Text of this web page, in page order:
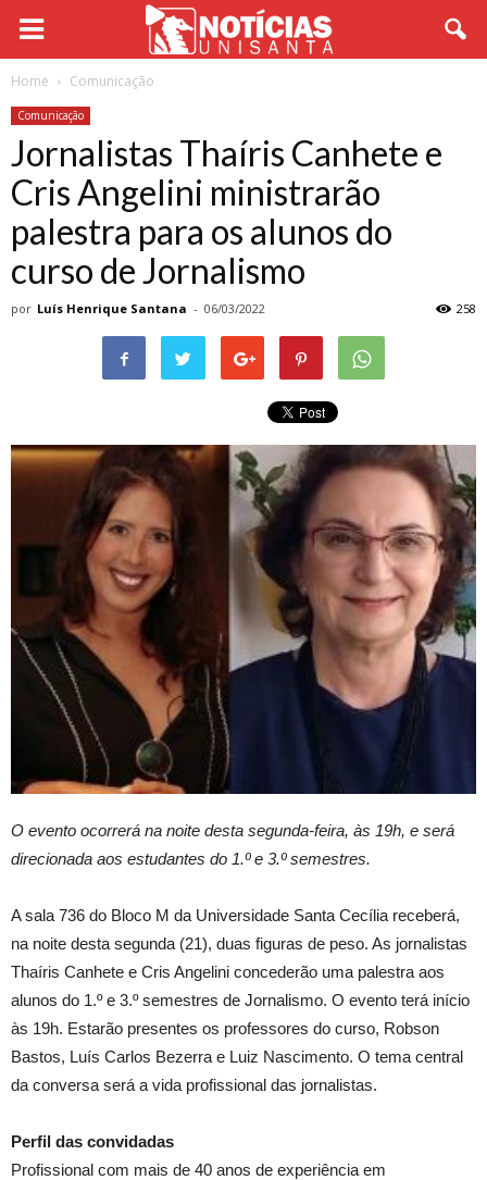
Home Comunicação
Comunicação
Jornalistas Thaíris Canhete e
Cris Angelini ministrarão
palestra para os alunos do
curso de Jornalismo
por Luís Henrique Santana - 06/03/2022 258
O evento ocorrerá na noite desta segunda-feira, às 19h, e será
direcionada aos estudantes do 1.º e 3.º semestres.
A sala 736 do Bloco M da Universidade Santa Cecília receberá,
na noite desta segunda (21), duas figuras de peso. As jornalistas
Thaíris Canhete e Cris Angelini concederão uma palestra aos
alunos do 1.º e 3.º semestres de Jornalismo. O evento terá início
às 19h. Estarão presentes os professores do curso, Robson
Bastos, Luís Carlos Bezerra e Luiz Nascimento. O tema central
da conversa será a vida profissional das jornalistas.
Perfil das convidadas
Profissional com mais de 40 anos de experiência em